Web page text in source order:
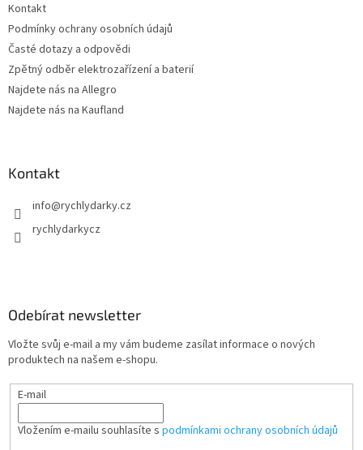
Kontakt
Podmínky ochrany osobních údajů
Časté dotazy a odpovědi
Zpětný odběr elektrozařízení a baterií
Najdete nás na Allegro
Najdete nás na Kaufland
Kontakt
info@rychlydarky.cz
rychlydarkycz
Odebírat newsletter
Vložte svůj e-mail a my vám budeme zasílat informace o nových
produktech na našem e-shopu.
E-mail
Vložením e-mailu souhlasíte s podmínkami ochrany osobních údajů